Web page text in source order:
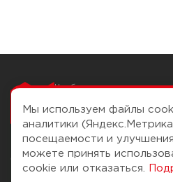
Чтобы вам легко
О компании
Мы используем файлы
аналитики
посещаемости и
можете принять
cookie или отказаться.